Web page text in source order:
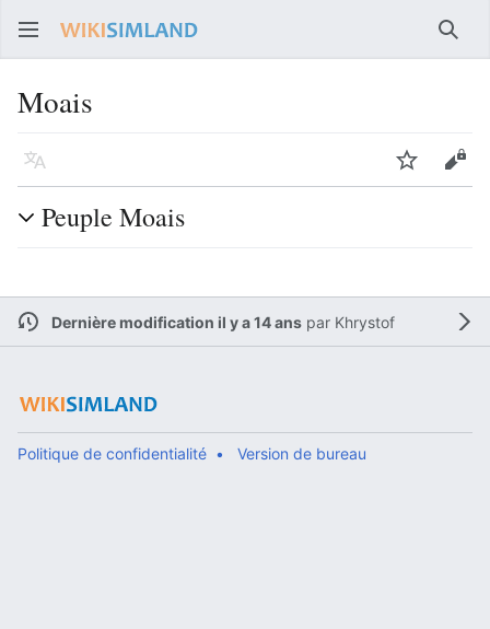
Moais
Langue Suivre
Peuple Moais
Dernière modification il y a 14 anspar Khrystof
Politique de confidentialité Version de bureau